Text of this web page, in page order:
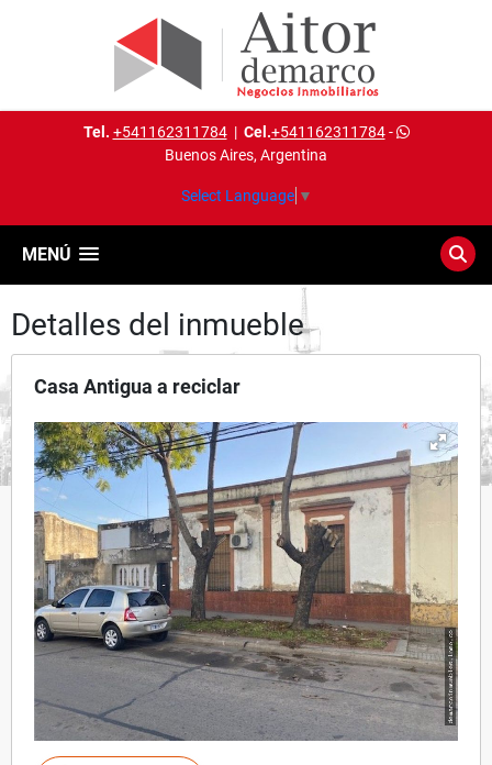
Tel. +541162311784| Cel.+541162311784-
Buenos Aires, Argentina
Select Language ▼
MENÚ
Detalles del inmueble
Casa Antigua a reciclar